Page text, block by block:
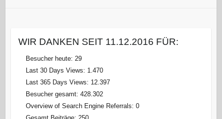
WIR DANKEN SEIT 11.12.2016 FÜR:
Besucher heute: 29
Last 30 Days Views: 1.470
Last 365 Days Views: 12.397
Besucher gesamt: 428.302
Overview of Search Engine Referrals: 0